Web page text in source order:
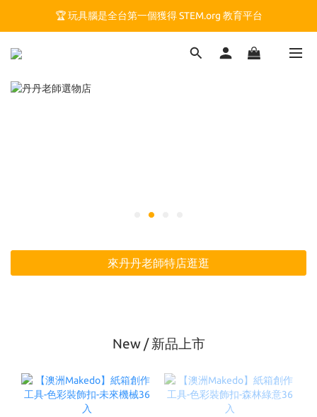
🏆 玩具腦是全台第一個獲得 STEM.org 教育平台
🏆 玩具腦是全台第一個獲得 STEM.org 教育平台
🍎 玩具腦最特別的 VIP 制度 👉
來丹丹老師特店逛逛
New / 新品上市